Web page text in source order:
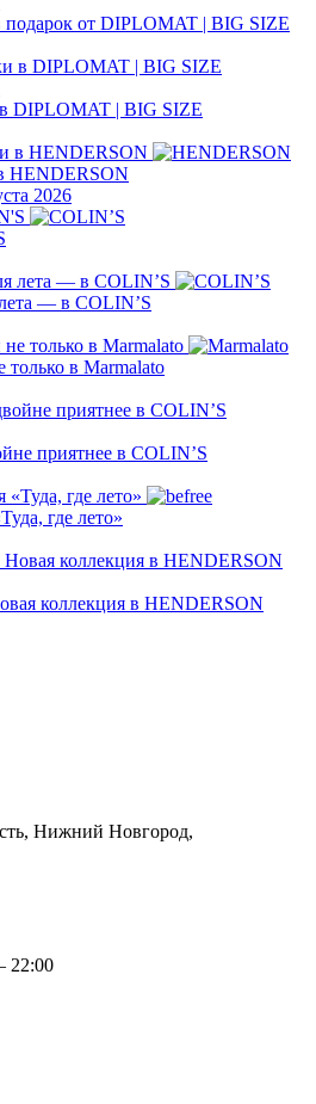
от DIPLOMAT | BIG SIZE
DIPLOMAT | BIG SIZE
HENDERSON
2026
— в COLIN’S
в Marmalato
приятнее в COLIN’S
где лето»
коллекция в HENDERSON
Нижний Новгород,
22:00